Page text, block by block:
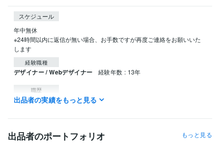
スケジュール
年中無休
※24時間以内に返信が無い場合、お手数ですが再度ご連絡をお願いいた
します
経験職種
デザイナー / Webデザイナー 経験年数 : 13年
職歴
WEB制作会社（二社） 2008年5月 ~ 2021年12月
受賞歴
シッククロニクル　黎明の黙示録　イラストコンテスト優秀賞
出品者の実績をもっと見る
出品者のポートフォリオ もっと見る